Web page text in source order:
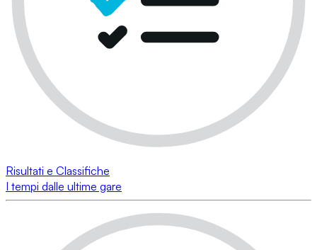
Risultati e Classifiche
I tempi dalle ultime gare